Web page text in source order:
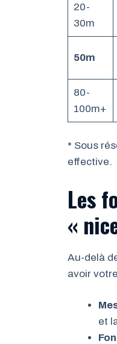
20-
30m
50m
80-
100m+
* Sous
effective.
Les
«
Au-delà
avoir
et